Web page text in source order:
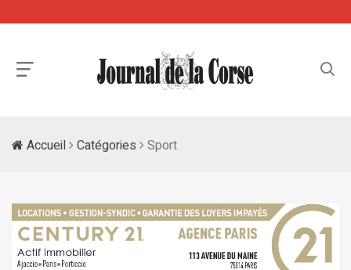
Accueil Catégories Sport